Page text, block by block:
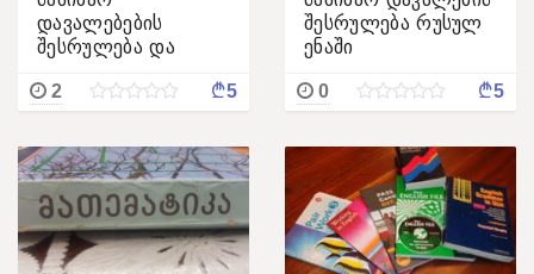
დავალებების
შესრულება და
ჰუმანიტარულ
საგანში.
2 ¢5
შესრულება რუსულ
ენაში
0 ¢5